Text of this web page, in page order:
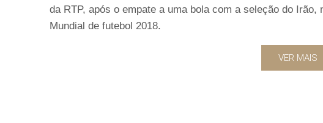
da RTP, após o empate a uma bola com a seleção do
Mundial de futebol 2018.
VER MAIS